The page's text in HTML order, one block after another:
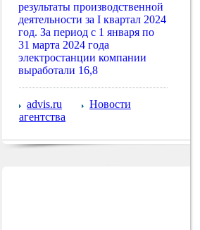
результаты производственной
деятельности за I квартал 2024
год. За период с 1 января по
31 марта 2024 года
электростанции компании
выработали 16,8
advis.ru
Новости
агентства